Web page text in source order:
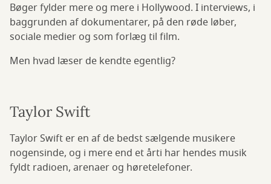
Bøger fylder mere og mere i Hollywood. I interviews, i
baggrunden af dokumentarer, på den røde løber,
sociale medier og som forlæg til film.
Men hvad læser de kendte egentlig?
Taylor Swift
Taylor Swift er en af de bedst sælgende musikere
nogensinde, og i mere end et årti har hendes musik
fyldt radioen, arenaer og høretelefoner.